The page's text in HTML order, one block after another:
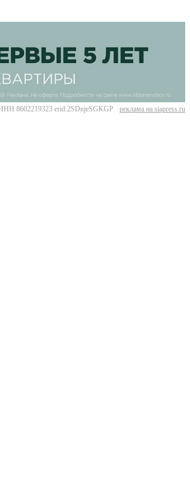
8602219323 erid:2SDnjeSGKGP реклама на siapress.ru